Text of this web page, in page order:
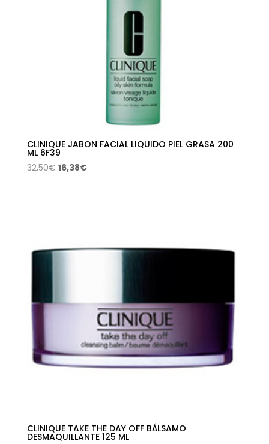
CLINIQUE JABON FACIAL LIQUIDO PIEL GRASA 200
ML 6F39
32,50€ El
16,38€El
CLINIQUE TAKE THE DAY OFF BÁLSAMO
DESMAQUILLANTE 125 ML